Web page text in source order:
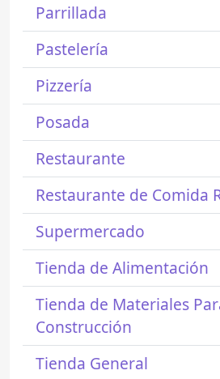
Parrillada
Pastelería
Pizzería
Posada
Restaurante
Restaurante de Comida
Supermercado
Tienda de Alimentación
Tienda de Materiales
Construcción
Tienda General